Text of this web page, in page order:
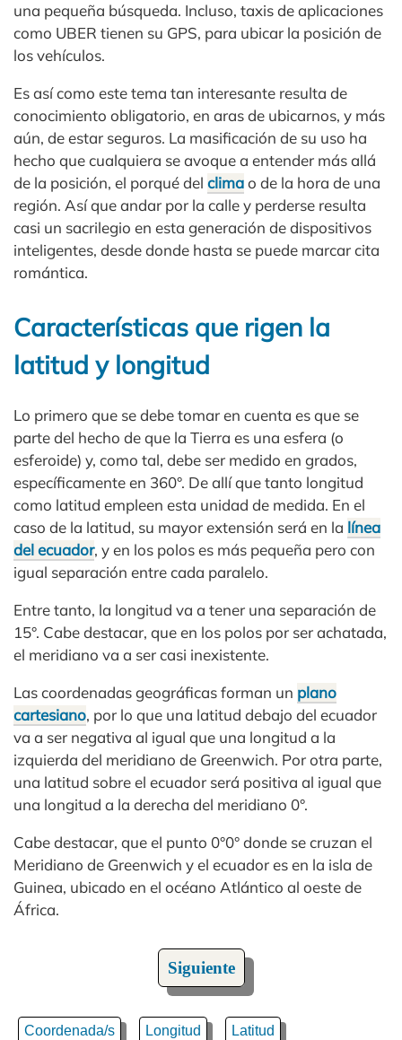
una pequeña búsqueda. Incluso, taxis de aplicaciones
como UBER tienen su GPS, para ubicar la posición de
los vehículos.
Es así como este tema tan interesante resulta de
conocimiento obligatorio, en aras de ubicarnos, y más
aún, de estar seguros. La masificación de su uso ha
hecho que cualquiera se avoque a entender más allá
de la posición, el porqué del climao de la hora de una
región. Así que andar por la calle y perderse resulta
casi un sacrilegio en esta generación de dispositivos
inteligentes, desde donde hasta se puede marcar cita
romántica.
Características que rigen la
latitud y longitud
Lo primero que se debe tomar en cuenta es que se
parte del hecho de que la Tierra es una esfera (o
esferoide) y, como tal, debe ser medido en grados,
específicamente en 360°. De allí que tanto longitud
como latitud empleen esta unidad de medida. En el
caso de la latitud, su mayor extensión será en la línea
del ecuador, y en los polos es más pequeña pero con
igual separación entre cada paralelo.
Entre tanto, la longitud va a tener una separación de
15°. Cabe destacar, que en los polos por ser achatada,
el meridiano va a ser casi inexistente.
Las coordenadas geográficas forman un plano
cartesiano, por lo que una latitud debajo del ecuador
va a ser negativa al igual que una longitud a la
izquierda del meridiano de Greenwich. Por otra parte,
una latitud sobre el ecuador será positiva al igual que
una longitud a la derecha del meridiano 0°.
Cabe destacar, que el punto 0°0° donde se cruzan el
Meridiano de Greenwich y el ecuador es en la isla de
Guinea, ubicado en el océano Atlántico al oeste de
África.
Siguiente
Coordenada/s Longitud Latitud